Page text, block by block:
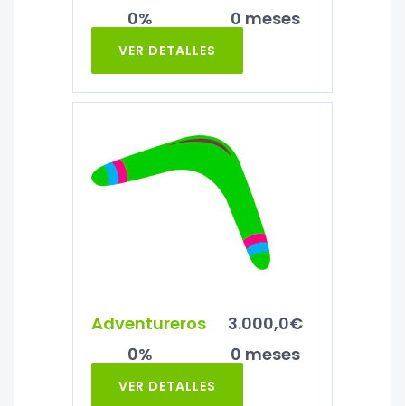
0%
0 meses
VER DETALLES
Adventureros
3.000,0€
0%
0 meses
VER DETALLES